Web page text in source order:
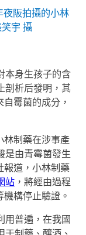
夜阪拍攝的小林
宇 攝
本身生孩子的含
剖析后發明，其
霉菌的成分，
林制藥在涉事產
是由青霉菌發生
報道，小林制藥
站 ，將經由過程
構停止驗證。
用普遍，在我國